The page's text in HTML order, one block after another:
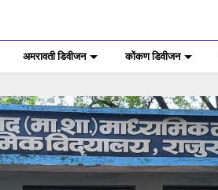
अमरावती डिवीजन कोंकण डिवीजन